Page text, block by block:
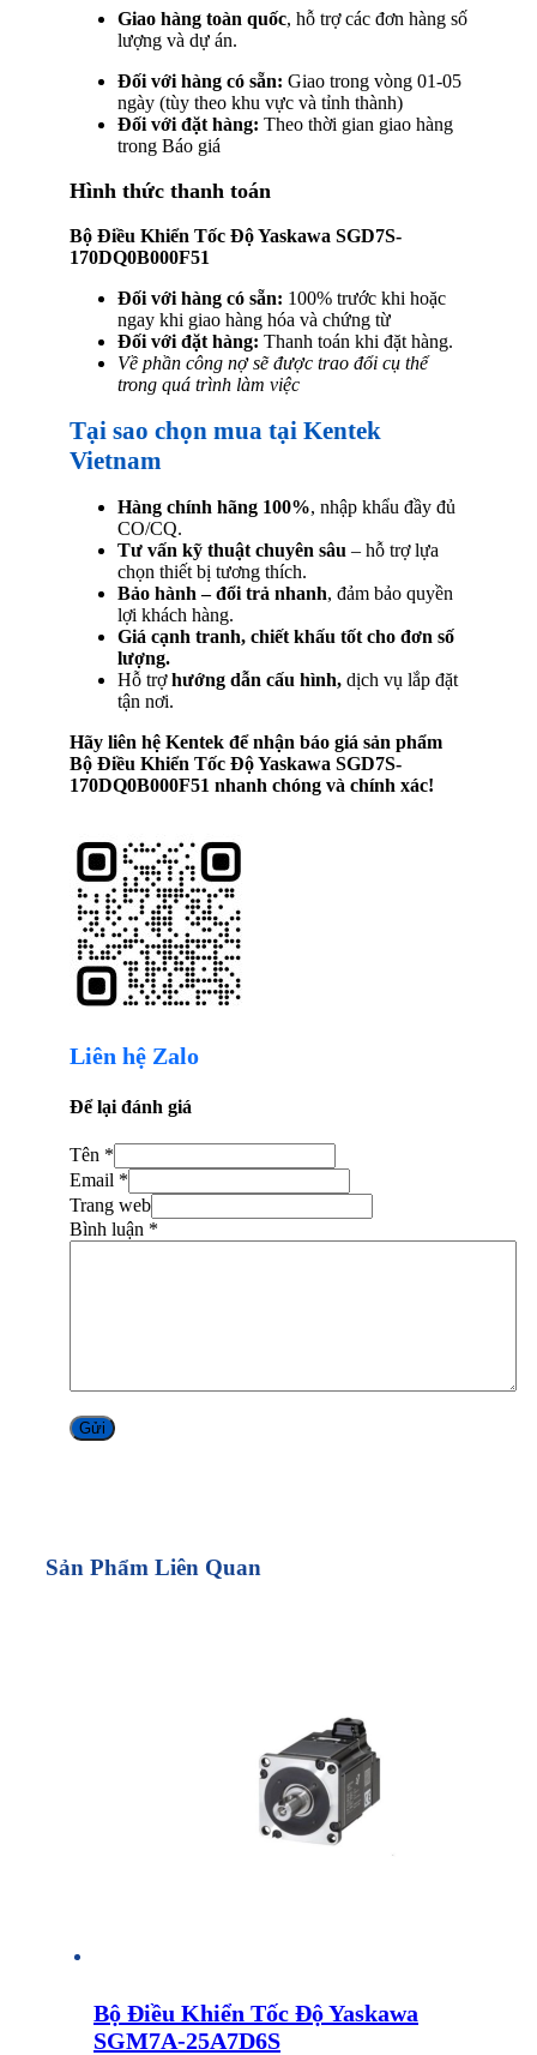
Giao hàng toàn quốc, hỗ trợ các đơn hàng số
lượng và dự án.
Đối với hàng có sẵn: Giao trong vòng 01-05
ngày (tùy theo khu vực và tỉnh thành)
Đối với đặt hàng: Theo thời gian giao hàng
trong Báo giá
Hình thức thanh toán
Bộ Điều Khiển Tốc Độ Yaskawa SGD7S-
170DQ0B000F51
Đối với hàng có sẵn: 100% trước khi hoặc
ngay khi giao hàng hóa và chứng từ
Đối với đặt hàng: Thanh toán khi đặt hàng.
Về phần công nợ sẽ được trao đổi cụ thể
trong quá trình làm việc
Tại sao chọn mua tại Kentek
Vietnam
Hàng chính hãng 100%, nhập khẩu đầy đủ
CO/CQ.
Tư vấn kỹ thuật chuyên sâu – hỗ trợ lựa
chọn thiết bị tương thích.
Bảo hành – đổi trả nhanh, đảm bảo quyền
lợi khách hàng.
Giá cạnh tranh, chiết khấu tốt cho đơn số
lượng.
Hỗ trợhướng dẫn cấu hình, dịch vụ lắp đặt
tận nơi.
Hãy liên hệ Kentek để nhận báo giá sản phẩm
Bộ Điều Khiển Tốc Độ Yaskawa SGD7S-
170DQ0B000F51 nhanh chóng và chính xác!
Liên hệ Zalo
Để lại đánh giá
Tên *
Email *
Trang web
Bình luận *
Sản Phẩm Liên Quan
Bộ Điều Khiển Tốc Độ Yaskawa
SGM7A-25A7D6S